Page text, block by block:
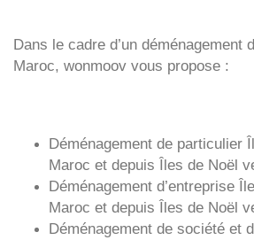
Dans le cadre d’un déménagement
Maroc, wonmoov vous propose :
Déménagement de particulier
Maroc et depuis Îles de Noël
Déménagement d’entreprise
Maroc et depuis Îles de Noël
Déménagement de société et